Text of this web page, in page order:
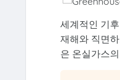
세계적인 기
재해와 직면
은 온실가스